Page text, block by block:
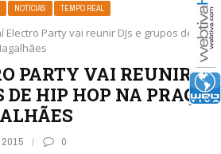
NOTÍCIAS TEMPO REAL
Electro Party vai reunir DJs e grupos de
PARTY VAI REUNIR
DE HIP HOP NA PRAÇA
0